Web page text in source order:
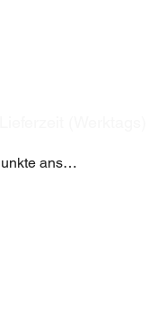
Punkte ansehen